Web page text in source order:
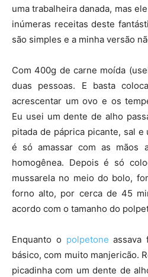
uma trabalheira danada, mas
inúmeras receitas deste
são simples e a minha versão
Com 400g de carne moída
duas pessoas. E basta
acrescentar um ovo e os
Eu usei um dente de alho
pitada de páprica picante, sal
é só amassar com as mãos
homogênea. Depois é só
mussarela no meio do bolo,
forno alto, por cerca de 45
acordo com o tamanho do
Enquanto o polpetone assava
básico, com muito manjericão.
picadinha com um dente de